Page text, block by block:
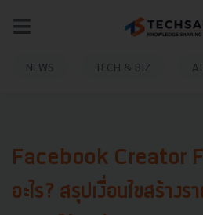
NEWS TECH & BIZ AI
Facebook Creator
อะไร? สรุปเงื่อนไขสร้าง